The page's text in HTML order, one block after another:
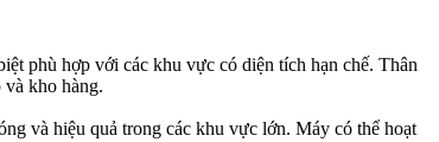
phù hợp với các khu vực có diện tích hạn chế. Thân
kho hàng.
và hiệu quả trong các khu vực lớn. Máy có thể hoạt